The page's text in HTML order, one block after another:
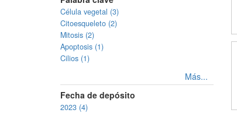
Célula vegetal (3)
Citoesqueleto (2)
Mitosis (2)
Apoptosis (1)
Cilios (1)
Más...
Fecha de depósito
2023 (4)